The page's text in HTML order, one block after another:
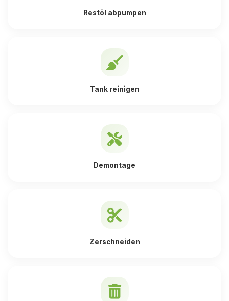
Restöl abpumpen
Tank reinigen
Demontage
Zerschneiden